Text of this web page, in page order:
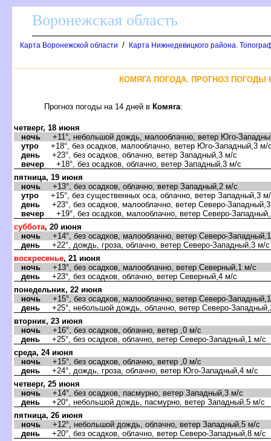
оронежская область
Карта Воронежской области / Карта Нижнедевицкого района.
КОМЯГА ПОГОДА. ПРОГНОЗ ПОГОДЫ
Прогноз погоды на 14 дней Комяга:
четверг, 18 июня
ночь +11°, небольшой дождь, малооблачно, ветер Юго-
утро +18°, без осадков, малооблачно, ветер Юго-Западный,3 м/
день +23°, без осадков, облачно, ветер Западный,3 м/с
ечер +18°, без осадков, облачно, ветер Западный,3 м/с
пятница, 19 июня
ночь +13°, без осадков, облачно, ветер Западный,2 м/с
утро +15°, без существенных оса, облачно, ветер Западный,3
день +23°, без осадков, малооблачно, ветер Северо-
ечер +19°, без осадков, малооблачно, ветер Северо-
суббота, 20 июня
ночь +14°, без осадков, малооблачно, ветер Северо-
день +22°, дождь, гроза, облачно, ветер Северо-Западный,3 м/с
оскресенье, 21 июня
ночь +13°, без осадков, малооблачно, ветер Северный,1 м/с
день +23°, без осадков, облачно, ветер Северный,4 м/с
понедельник, 22 июня
ночь +15°, без осадков, малооблачно, ветер Северо-
день +25°, небольшой дождь, облачно, ветер Северо-
торник, 23 июня
ночь +16°, без осадков, облачно, ветер ,0 м/с
день +25°, без осадков, облачно, ветер Северо-Западный,1 м/с
среда, 24 июня
ночь +15°, без осадков, облачно, ветер ,0 м/с
день +24°, дождь, гроза, облачно, ветер Юго-Западный,4 м/с
четверг, 25 июня
ночь +14°, без осадков, пасмурно, ветер Западный,3 м/с
день +20°, небольшой дождь, пасмурно, ветер Западный,5 м/с
пятница, 26 июня
ночь +12°, небольшой дождь, облачно, ветер Западный,5 м/с
день +20°, без осадков, облачно, ветер Северо-Западный,8 м/с